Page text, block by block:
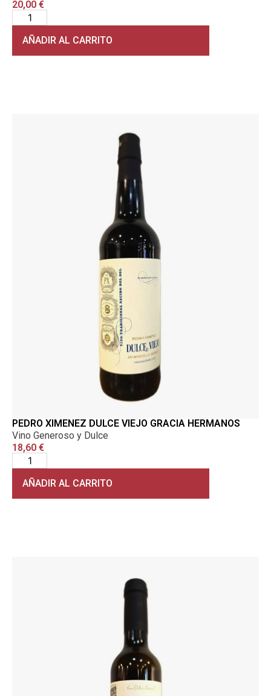
20,00 €
AÑADIR AL CARRITO
PEDRO XIMENEZ DULCE VIEJO GRACIA HERMANOS
Vino Generoso y Dulce
18,60 €
AÑADIR AL CARRITO